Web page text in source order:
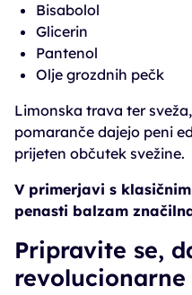
Bisabolol
Glicerin
Pantenol
Olje grozdnih pečk
Limonska trava ter
pomaranče dajejo peni
prijeten občutek svežine.
V primerjavi s
penasti balzam
Pripravite se,